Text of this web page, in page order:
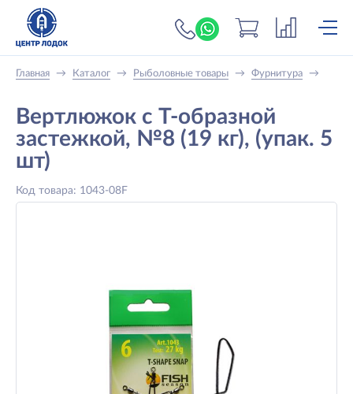
+7 (919) 698-56-
Главная → Каталог → Рыболовные товары → Фурнитура →
Вертлюжок с Т-образной
застежкой, №8 (19 кг), (упак. 5
шт)
Код товара: 1043-08F